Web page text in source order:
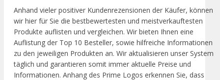
Anhand vieler positiver Kundenrezensionen der Käufer, können
wir hier für Sie die bestbewertesten und meistverkauftesten
Produkte auflisten und vergleichen. Wir bieten Ihnen eine
Auflistung der Top 10 Besteller, sowie hilfreiche Informationen
zu den jeweiligen Produkten an. Wir aktualisieren unser System
täglich und garantieren somit immer aktuelle Preise und
Informationen. Anhang des Prime Logos erkennen Sie, dass